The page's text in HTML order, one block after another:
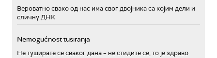
Вероватно свако од нас има свог двојника са којим дели и
сличну ДНК
Nemogućnost tusiranja
Не туширате се сваког дана – не стидите се, то је здраво